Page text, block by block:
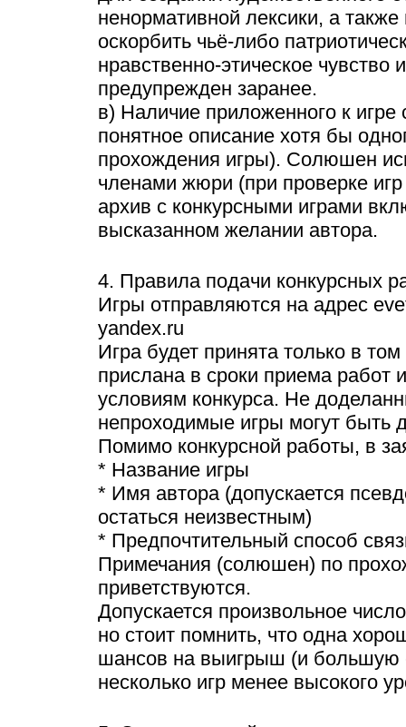
ненормативной лексики, а
оскорбить чьё-либо
нравственно-этическое чувство
предупрежден заранее.
в) Наличие приложенного к
понятное описание хотя бы
прохождения игры). Солюшен
членами жюри (при проверке
архив с конкурсными играми
высказанном желании автора.
4. Правила подачи конкурсных
Игры отправляются на адрес
yandex.ru
Игра будет принята только в
прислана в сроки приема работ
условиям конкурса. Не
непроходимые игры могут быть
Помимо конкурсной работы, в
* Название игры
* Имя автора (допускается
остаться неизвестным)
* Предпочтительный способ
Примечания (солюшен) по
приветствуются.
Допускается произвольное
но стоит помнить, что одна
шансов на выигрыш (и
несколько игр менее высокого